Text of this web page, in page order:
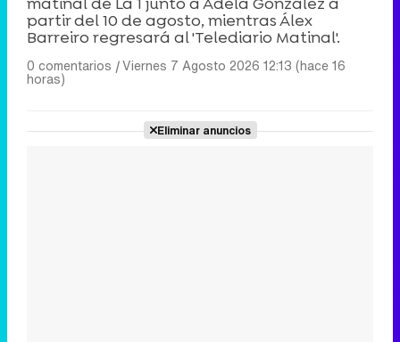
partir del 10 de agosto, mientras Álex
Barreiro regresará al 'Telediario Matinal'.
0 comentarios |Viernes 7 Agosto 2026 12:13 (hace 16
horas)
Eliminar anuncios